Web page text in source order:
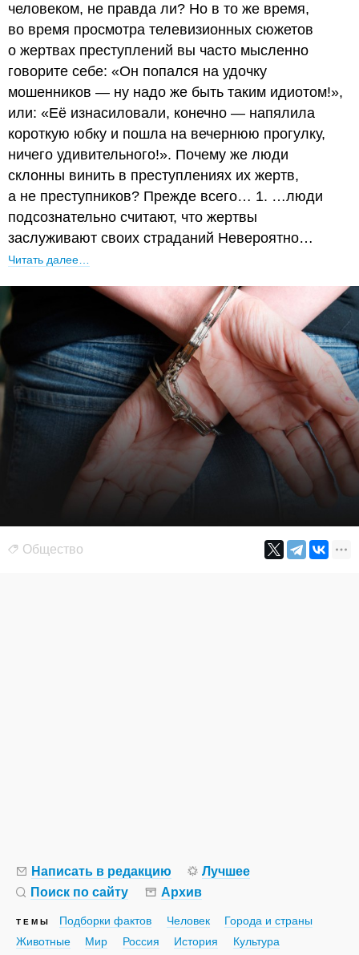
человеком, не правда ли? Но в то же время,
во время просмотра телевизионных сюжетов
о жертвах преступлений вы часто мысленно
говорите себе: «Он попался на удочку
мошенников — ну надо же быть таким идиотом!»,
или: «Её изнасиловали, конечно — напялила
короткую юбку и пошла на вечернюю прогулку,
ничего удивительного!». Почему же люди
склонны винить в преступлениях их жертв,
а не преступников? Прежде всего… 1. …люди
подсознательно считают, что жертвы
заслуживают своих страданий Невероятно…
Читать далее…
Общество
Написать в редакцию
Лучшее
Поиск по сайту
Архив
ТЕМЫ Подборки фактов Человек
Города и страны
Животные
Мир Россия История
Культура